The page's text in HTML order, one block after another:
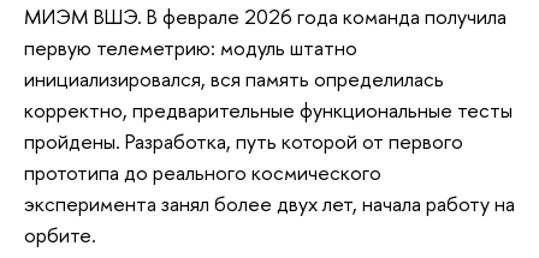
МИЭМ ВШЭ. В феврале 2026 года команда получила
первую телеметрию: модуль штатно
инициализировался, вся память определилась
корректно, предварительные функциональные тесты
пройдены. Разработка, путь которой от первого
прототипа до реального космического
эксперимента занял более двух лет, начала работу на
орбите.